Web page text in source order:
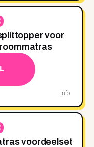
voor
Info
voordeelset